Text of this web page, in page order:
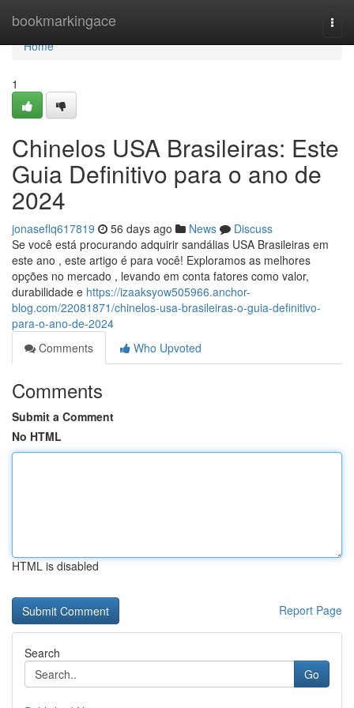
bookmarkingace
Home
Home
1
Chinelos USA Brasileiras: Este
Guia Definitivo para o ano de
2024
jonaseflq617819 56 days ago News
Discuss
Se você está procurando adquirir sandálias USA Brasileiras em
este ano , este artigo é para você! Exploramos as melhores
opções no mercado , levando em conta fatores como valor,
durabilidade e https://izaaksyow505966.anchor-
blog.com/22081871/chinelos-usa-brasileiras-o-guia-definitivo-
para-o-ano-de-2024
Comments
Who Upvoted
Comments
Submit a Comment
No HTML
HTML is disabled
Report Page
Search
Go